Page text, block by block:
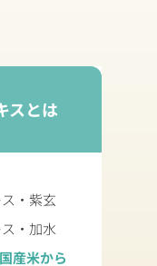
スとは
・紫玄
・ 加水
産米から